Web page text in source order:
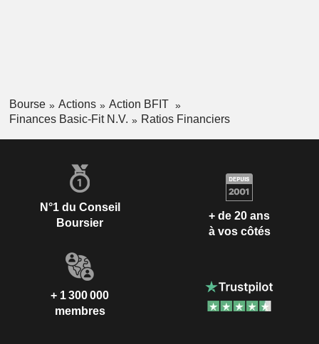
Bourse Actions
Action BFIT
Finances Basic-Fit N.V.
Ratios Financiers
N°1 du Conseil
Boursier
+ de 20 ans
à vos côtés
+ 1 300 000
membres